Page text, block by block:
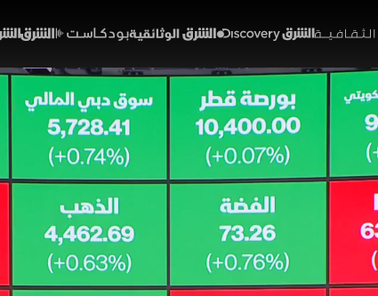
الأسواق بين التهدئة
والأسهم تترقب
04 يونيو 2026 39:21 اقتصاد
رادار الأسواق
استجابت الأسواق العالمية إيجابياً لتراجع المخاطر
الدبلوماسية في المنطقة. وانعكس ذلك على أسعار
دعماً محدوداً من انخفاض الدولار. كما تباين أداء